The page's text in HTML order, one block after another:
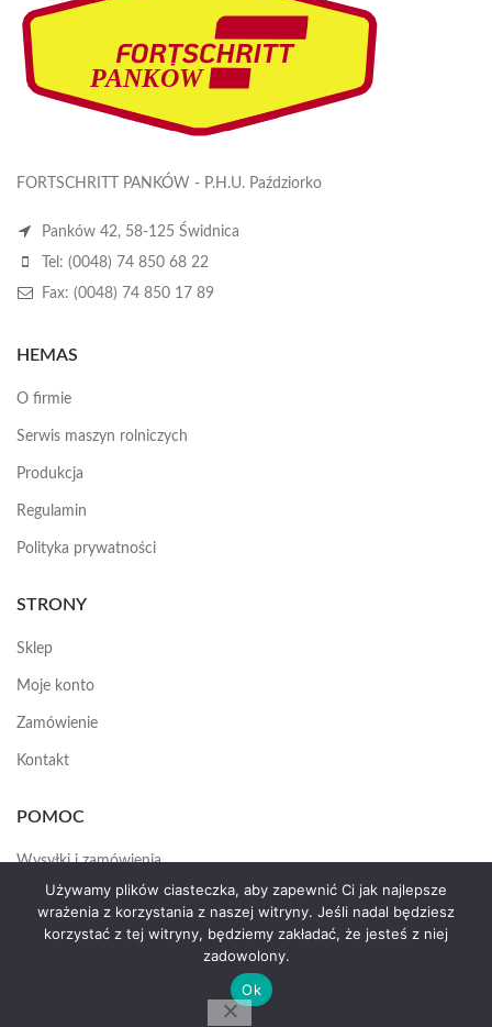
FORTSCHRITT PANKÓW - P.H.U. Paździorko
Panków 42, 58-125 Świdnica
Tel: (0048) 74 850 68 22
Fax: (0048) 74 850 17 89
HEMAS
O firmie
Serwis maszyn rolniczych
Produkcja
Regulamin
Polityka prywatności
STRONY
Sklep
Moje konto
Zamówienie
Kontakt
POMOC
Wysyłki i zamówienia
Jak założyć konto
HEMAS.PL 2025
by erte
Używamy plików ciasteczka, aby zapewnić Ci jak najlepsze
wrażenia z korzystania z naszej witryny. Jeśli nadal będziesz
korzystać z tej witryny, będziemy zakładać, że jesteś z niej
zadowolony.
Ok